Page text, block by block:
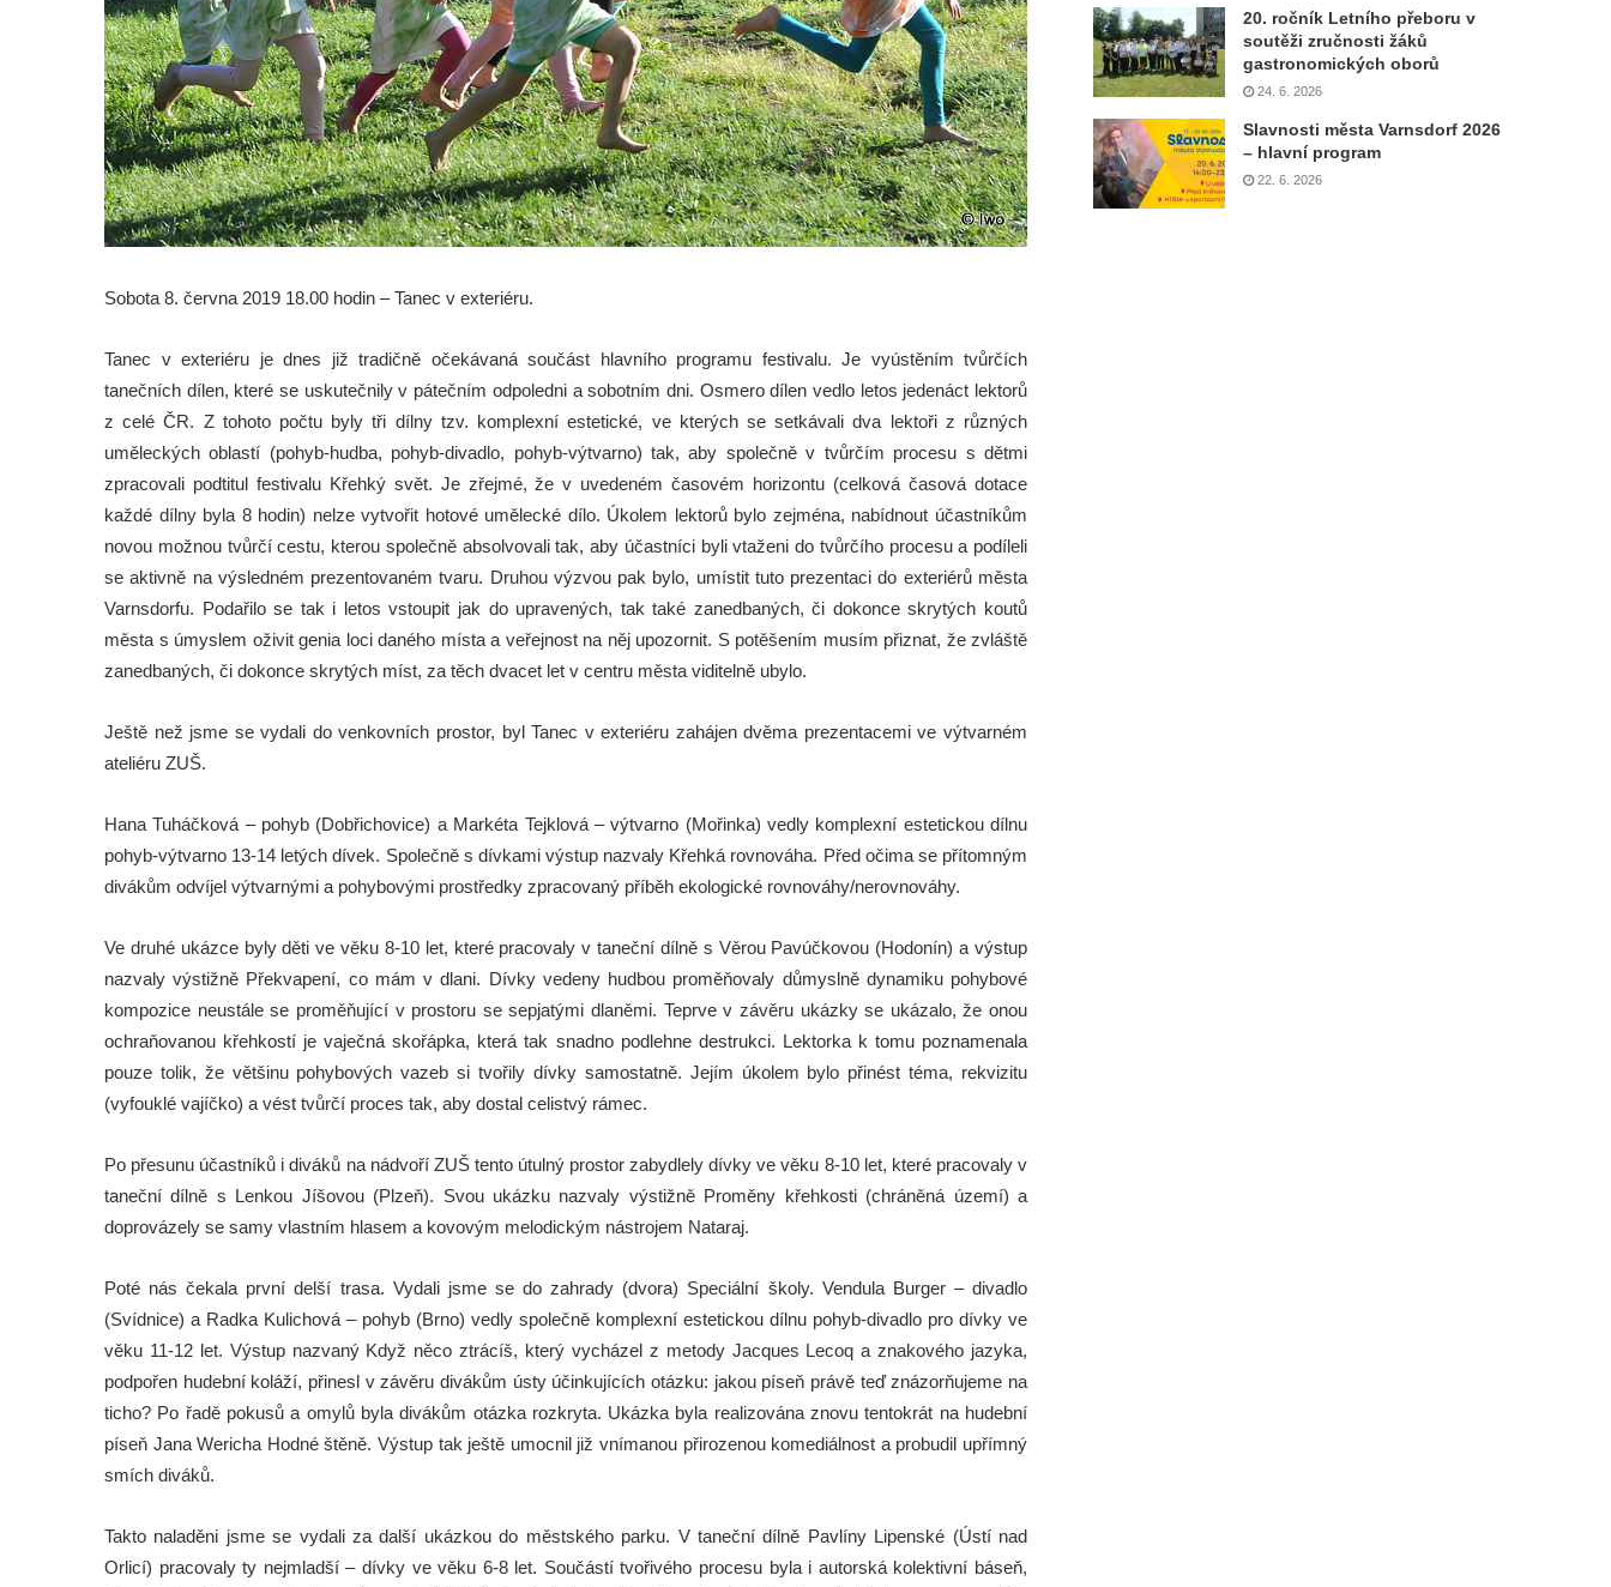
Sobota 8. června 2019 18.00 hodin – Tanec v exteriéru.
Tanec v exteriéru je dnes již tradičně očekávaná součást hlavního programu festivalu. Je vyústěním tvůrčích
tanečních dílen, které se uskutečnily v pátečním odpoledni a sobotním dni. Osmero dílen vedlo letos jedenáct lektorů
z celé ČR. Z tohoto počtu byly tři dílny tzv. komplexní estetické, ve kterých se setkávali dva lektoři z různých
uměleckých oblastí (pohyb-hudba, pohyb-divadlo, pohyb-výtvarno) tak, aby společně v tvůrčím procesu s dětmi
zpracovali podtitul festivalu Křehký svět. Je zřejmé, že v uvedeném časovém horizontu (celková časová dotace
každé dílny byla 8 hodin) nelze vytvořit hotové umělecké dílo. Úkolem lektorů bylo zejména, nabídnout účastníkům
novou možnou tvůrčí cestu, kterou společně absolvovali tak, aby účastníci byli vtaženi do tvůrčího procesu a podíleli
se aktivně na výsledném prezentovaném tvaru. Druhou výzvou pak bylo, umístit tuto prezentaci do exteriérů města
Varnsdorfu. Podařilo se tak i letos vstoupit jak do upravených, tak také zanedbaných, či dokonce skrytých koutů
města s úmyslem oživit genia loci daného místa a veřejnost na něj upozornit. S potěšením musím přiznat, že zvláště
zanedbaných, či dokonce skrytých míst, za těch dvacet let v centru města viditelně ubylo.
Ještě než jsme se vydali do venkovních prostor, byl Tanec v exteriéru zahájen dvěma prezentacemi ve výtvarném
ateliéru ZUŠ.
Hana Tuháčková – pohyb (Dobřichovice) a Markéta Tejklová – výtvarno (Mořinka) vedly komplexní estetickou dílnu
pohyb-výtvarno 13-14 letých dívek. Společně s dívkami výstup nazvaly Křehká rovnováha. Před očima se přítomným
divákům odvíjel výtvarnými a pohybovými prostředky zpracovaný příběh ekologické rovnováhy/nerovnováhy.
Ve druhé ukázce byly děti ve věku 8-10 let, které pracovaly v taneční dílně s Věrou Pavúčkovou (Hodonín) a výstup
nazvaly výstižně Překvapení, co mám v dlani. Dívky vedeny hudbou proměňovaly důmyslně dynamiku pohybové
kompozice neustále se proměňující v prostoru se sepjatými dlaněmi. Teprve v závěru ukázky se ukázalo, že onou
ochraňovanou křehkostí je vaječná skořápka, která tak snadno podlehne destrukci. Lektorka k tomu poznamenala
pouze tolik, že většinu pohybových vazeb si tvořily dívky samostatně. Jejím úkolem bylo přinést téma, rekvizitu
(vyfouklé vajíčko) a vést tvůrčí proces tak, aby dostal celistvý rámec.
Po přesunu účastníků i diváků na nádvoří ZUŠ tento útulný prostor zabydlely dívky ve věku 8-10 let, které pracovaly v
taneční dílně s Lenkou Jíšovou (Plzeň). Svou ukázku nazvaly výstižně Proměny křehkosti (chráněná území) a
doprovázely se samy vlastním hlasem a kovovým melodickým nástrojem Nataraj.
Poté nás čekala první delší trasa. Vydali jsme se do zahrady (dvora) Speciální školy. Vendula Burger – divadlo
(Svídnice) a Radka Kulichová – pohyb (Brno) vedly společně komplexní estetickou dílnu pohyb-divadlo pro dívky ve
věku 11-12 let. Výstup nazvaný Když něco ztrácíš, který vycházel z metody Jacques Lecoq a znakového jazyka,
podpořen hudební koláží, přinesl v závěru divákům ústy účinkujících otázku: jakou píseň právě teď znázorňujeme na
ticho? Po řadě pokusů a omylů byla divákům otázka rozkryta. Ukázka byla realizována znovu tentokrát na hudební
píseň Jana Wericha Hodné štěně. Výstup tak ještě umocnil již vnímanou přirozenou komediálnost a probudil upřímný
smích diváků.
Takto naladěni jsme se vydali za další ukázkou do městského parku. V taneční dílně Pavlíny Lipenské (Ústí nad
Orlicí) pracovaly ty nejmladší – dívky ve věku 6-8 let. Součástí tvořivého procesu byla i autorská kolektivní báseň,
20. ročník Letního přeboru v
soutěži zručnosti žáků
gastronomických oborů
24. 6. 2026
Slavnosti města Varnsdorf 2026
– hlavní program
22. 6. 2026